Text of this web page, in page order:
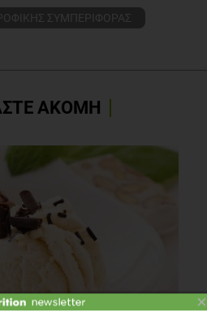
ΣΥΜΠΕΡΙΦΟΡΑΣ
ΑΚΟΜΗ
×